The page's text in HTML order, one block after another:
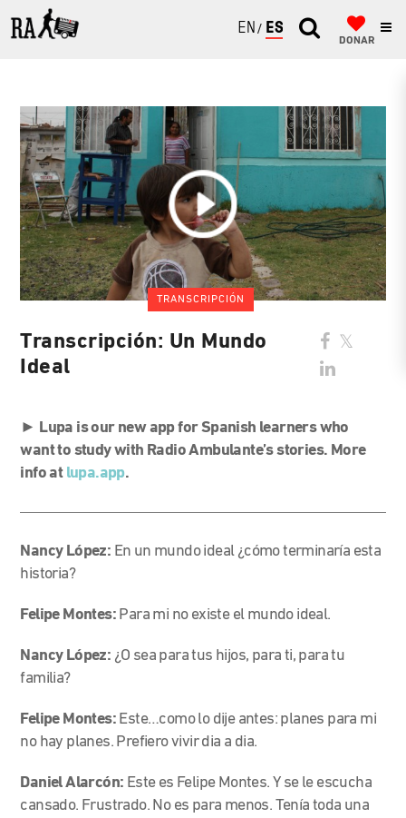
ENGLISH
ESPAÑOL
DONAR
TRANSCRIPCIÓN
Transcripción: Un Mundo
Ideal
► Lupa is our new app for Spanish learners who
want to study with Radio Ambulante’s stories. More
info at lupa.app.
Nancy López: En un mundo ideal ¿cómo terminaría esta
historia?
Felipe Montes: Para mi no existe el mundo ideal.
Nancy López: ¿O sea para tus hijos, para ti, para tu
familia?
Felipe Montes: Este…como lo dije antes: planes para mi
no hay planes. Prefiero vivir dia a dia.
Daniel Alarcón: Este es Felipe Montes. Y se le escucha
cansado. Frustrado. No es para menos. Tenía toda una